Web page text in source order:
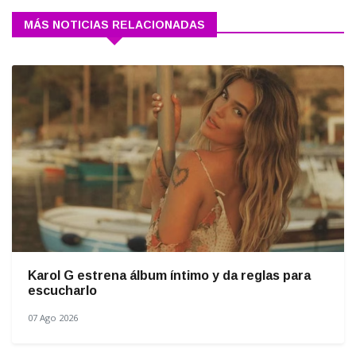
MÁS NOTICIAS RELACIONADAS
Karol G estrena álbum íntimo y da reglas para
escucharlo
07 Ago 2026